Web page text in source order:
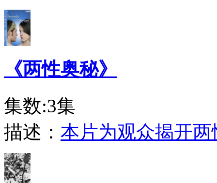
《两性奥秘》
集数:3集
描述： 本片为观众揭开